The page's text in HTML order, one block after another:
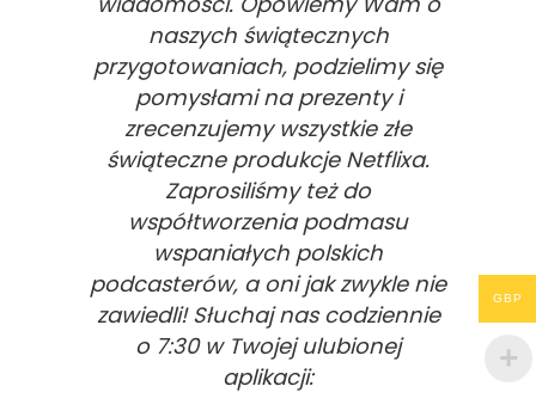
naszych świątecznych
przygotowaniach, podzielimy się
pomysłami na prezenty i
zrecenzujemy wszystkie złe
świąteczne produkcje Netflixa.
Zaprosiliśmy też do
współtworzenia podmasu
wspaniałych polskich
podcasterów, a oni jak zwykle nie
zawiedli! Słuchaj nas codziennie
o 7:30 w Twojej ulubionej
aplikacji:
GBP